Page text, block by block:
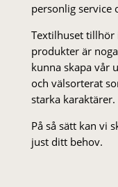
personlig service
Textilhuset tillhör
produkter är
kunna skapa vår
och välsorterat
starka karaktärer.
På så sätt kan vi
just ditt behov.